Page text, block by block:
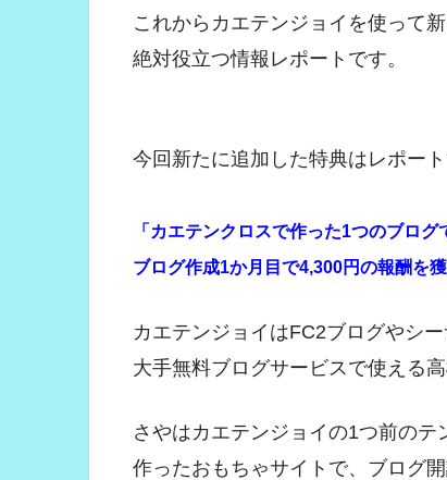
これからカエテンジョイを使って
絶対役立つ情報レポートです。
今回新たに追加した特典はレポート
「カエテンクロスで作った1つのブログ
ブログ作成1か月目で4,300円の報酬を獲
カエテンジョイはFC2ブログやシ
大手無料ブログサービスで使える
さやはカエテンジョイの1つ前の
作ったおもちゃサイトで、ブログ